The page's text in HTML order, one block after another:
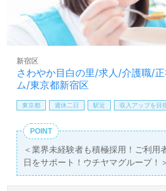
相談可能です。転職相談、求人紹介
料サービスをご利用いただけます。
あり！＞"転職支援"のプロと一緒に
せお待ちしております。
さわやか目白の里/求人/介護職/
ム/東京都新宿区
新宿区
東京都 週休二日 駅近 収入アップを目
POINT
＜業界未経験者も積極採用！ご利用
日をサポート！ウチヤマグループ
◎
【月給：235,600円～315,000円/賞